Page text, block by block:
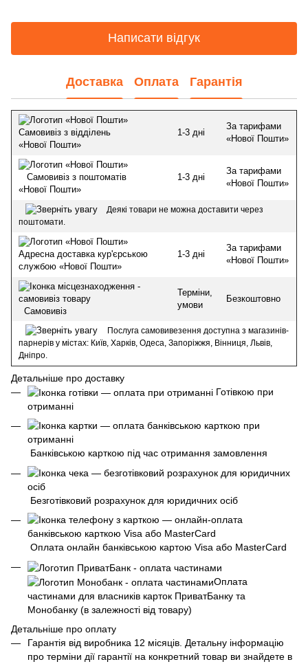
Написати відгук
Доставка Оплата Гарантія
Самовивіз з відділень
«Нової Пошти»
1-3 дні
За тарифами
«Нової Пошти»
Самовивіз з поштоматів
«Нової Пошти»
1-3 дні
За тарифами
«Нової Пошти»
Деякі товари не можна доставити через
поштомати.
Адресна доставка кур'єрською
службою «Нової Пошти»
1-3 дні
За тарифами
«Нової Пошти»
Самовивіз
Терміни,
умови
Безкоштовно
Послуга самовивезення доступна з магазинів-
парнерів у містах: Київ, Харків, Одеса, Запоріжжя, Вінниця, Львів,
Дніпро.
Детальніше про доставку
Готівкою при
отриманні
Банківською карткою під час отримання замовлення
Безготівковий розрахунок для юридичних осіб
Оплата онлайн банківською картою Visa або MasterCard
Оплата
частинами для власників карток ПриватБанку та
Монобанку (в залежності від товару)
Детальніше про оплату
Гарантія від виробника 12 місяців. Детальну інформацію
про терміни дії гарантії на конкретний товар ви знайдете в